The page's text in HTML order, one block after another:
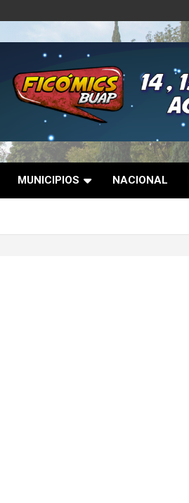
MUNICIPIOS NACIONAL